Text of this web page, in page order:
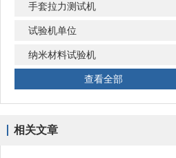
手套拉力测试机
试验机单位
纳米材料试验机
查看全部
相关文章